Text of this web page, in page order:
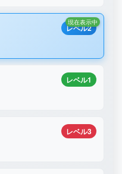
レベル2
現在表示中
レベル1
レベル3